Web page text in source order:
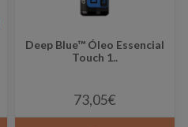
Deep Blue™ Óleo Essencial
Touch 1..
73,05€